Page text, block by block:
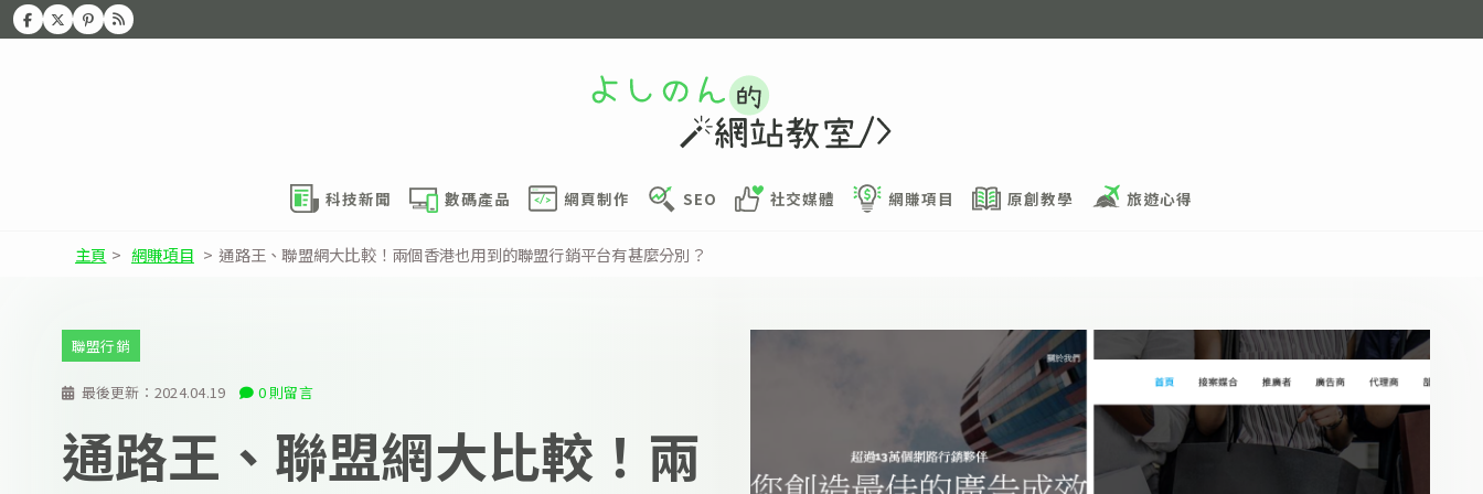
科技新聞 數碼產品 網頁制作 SEO 社交媒體 網賺項目 原創教學 旅遊心得
主頁 > 網賺項目 > 通路王、聯盟網大比較！兩個香港也用到的聯盟行銷平台有甚麼分別？
最後更新： 2024.04.19 0 則留言
聯盟行銷
通路王、聯盟網大比較！兩